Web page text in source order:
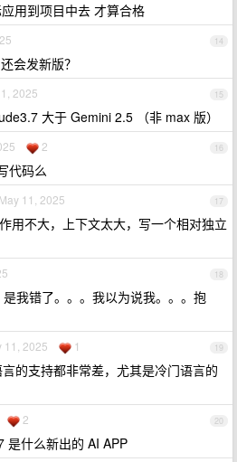
用到项目中去 才算合格
14
会发新版？
15
2025
大于 Gemini 2.5 （非 max 版）
16
2
代码么
17
May 11, 2025
用不大，上下文太大，写一个相对独立
18
是我错了。。。我以为说我。。。抱
19
11, 2025 1
的支持都非常差，尤其是冷门语言的
20
2
是什么新出的 AI APP